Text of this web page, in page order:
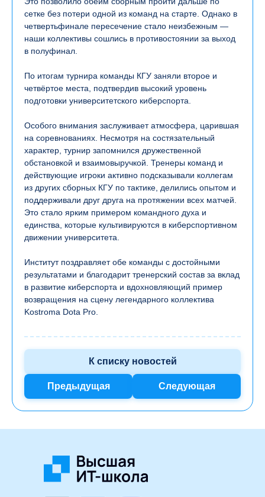
сетке без потери одной из команд на старте. Однако в
четвертьфинале пересечение стало неизбежным —
наши коллективы сошлись в противостоянии за выход
в полуфинал.
По итогам турнира команды КГУ заняли второе и
четвёртое места, подтвердив высокий уровень
подготовки университетского киберспорта.
Особого внимания заслуживает атмосфера, царившая
на соревнованиях. Несмотря на состязательный
характер, турнир запомнился дружественной
обстановкой и взаимовыручкой. Тренеры команд и
действующие игроки активно подсказывали коллегам
из других сборных КГУ по тактике, делились опытом и
поддерживали друг друга на протяжении всех матчей.
Это стало ярким примером командного духа и
единства, которые культивируются в киберспортивном
движении университета.
Институт поздравляет обе команды с достойными
результатами и благодарит тренерский состав за вклад
в развитие киберспорта и вдохновляющий пример
возвращения на сцену легендарного коллектива
Kostroma Dota Pro.
К списку новостей
Предыдущая Следующая